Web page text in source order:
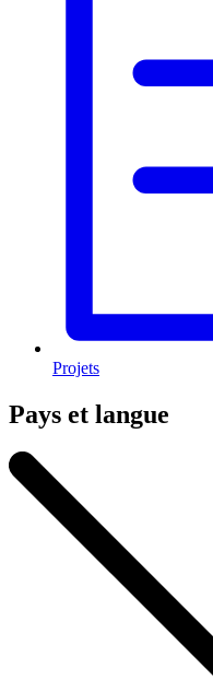
Projets
Pays et langue